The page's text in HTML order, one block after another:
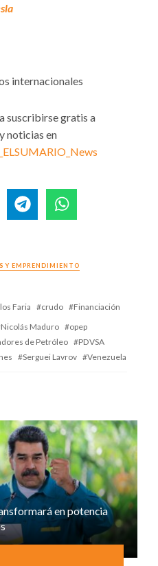
internacionales
suscribirse gratis a
noticias en
Y EMPRENDIMIENTO
Faria crudo
Financiación
Nicolás Maduro
opep
de Petróleo
PDVSA
Serguei Lavrov Venezuela
en potencia